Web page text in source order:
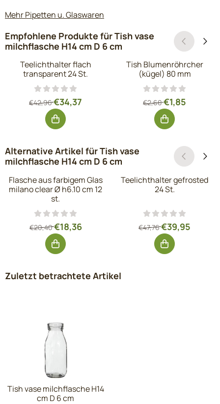
Mehr Pipetten u. Glaswaren
Empfohlene Produkte fürTish vase
milchflasche H14 cm D 6 cm
Teelichthalter flach
transparent 24 St.
Von 42,96 für 34,37, ohne MwSt.: 28,41
€42,96€34,37
Tish Blumenröhrcher
(kügel) 80 mm
Von 2,60 für
€2,60€1,85
Alternative Artikel fürTish vase
milchflasche H14 cm D 6 cm
Flasche aus farbigem Glas
milano clear Ø h6.10 cm 12
st.
Von 20,40 für 18,36, ohne MwSt.: 15,17
€20,40€18,36
Teelichthalter gefrosted
24 St.
Von 47,76 für
€47,76€39,95
Zuletzt betrachtete Artikel
Tish vase milchflasche H14
cm D 6 cm